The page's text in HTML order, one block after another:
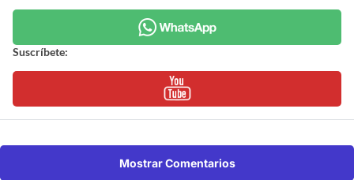
Suscríbete:
Mostrar Comentarios